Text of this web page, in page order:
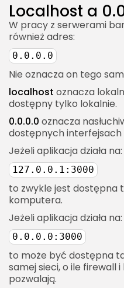
Localhost a
W pracy z serwerami
również adres:
0.0.0.0
Nie oznacza on tego
localhost oznacza
dostępny tylko lokalnie.
0.0.0.0 oznacza
dostępnych interfejsach
Jeżeli aplikacja działa na:
127.0.0.1:3000
to zwykle jest dostępna
komputera.
Jeżeli aplikacja działa na:
0.0.0.0:3000
to może być dostępna
samej sieci, o ile firewall
pozwalają.